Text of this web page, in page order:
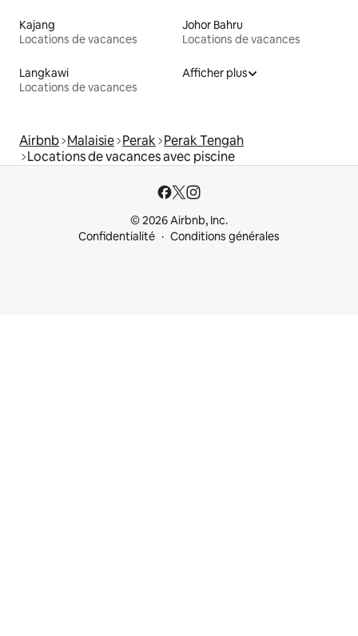
Kajang
Locations de vacances
Johor Bahru
Locations de vacances
Langkawi
Locations de vacances
Afficher plus
Airbnb Malaisie Perak Perak Tengah
Locations de vacances avec piscine
© 2026 Airbnb, Inc.
Confidentialité
Conditions générales